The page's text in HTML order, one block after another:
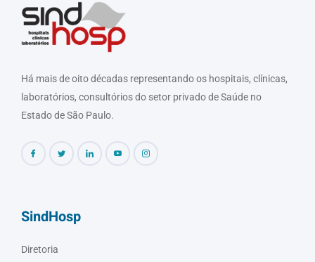
Há mais de oito décadas representando os hospitais, clínicas,
laboratórios, consultórios do setor privado de Saúde no
Estado de São Paulo.
SindHosp
Diretoria